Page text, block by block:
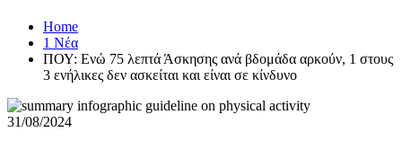
Home
1 Νέα
ΠΟΥ: Ενώ 75 λεπτά Άσκησης ανά βδομάδα αρκούν, 1 στους
3 ενήλικες δεν ασκείται και είναι σε κίνδυνο
31/08/2024